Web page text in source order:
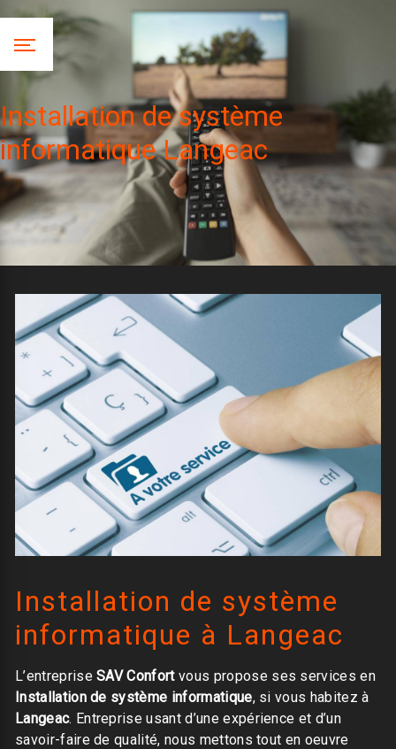
Panneau de gestion des cookies
Installation de système
informatique Langeac
Installation de système
informatique à Langeac
L’entrepriseSAV Confortvous propose ses services en
Installation de système informatique, si vous habitez à
Langeac. Entreprise usant d’une expérience et d’un
savoir-faire de qualité, nous mettons tout en oeuvre